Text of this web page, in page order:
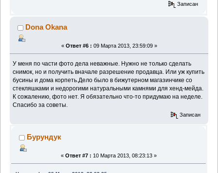
Записан
Dona Okana
« Ответ #6 : 09 Марта 2013, 23:59:09 »
У меня по части фото дела неважные. Нужно не только сделать
снимок, но и получить вначале разрешение продавца. Или уж купить
бусины и дома корпеть.Дело было в бижутерном магазинчике со
стекляшками и недорогими натуральными камнями для хенд-мейда.
К сожалению, фото нет. Я обязательно что-то придумаю на неделе.
Спасибо за советы.
Записан
Бурундук
« Ответ #7 : 10 Марта 2013, 08:23:13 »